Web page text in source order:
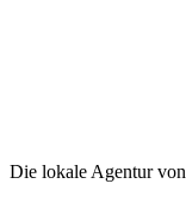
Die lokale Agentur